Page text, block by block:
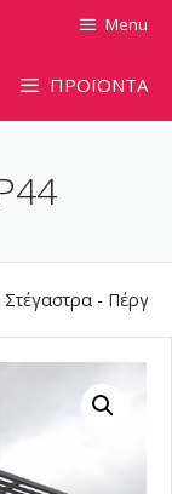
Menu
ΠΡΟΪΟΝΤΑ
Στέγαστρα -